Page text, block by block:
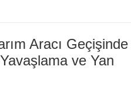
Aracı Geçişinde
ve Yan